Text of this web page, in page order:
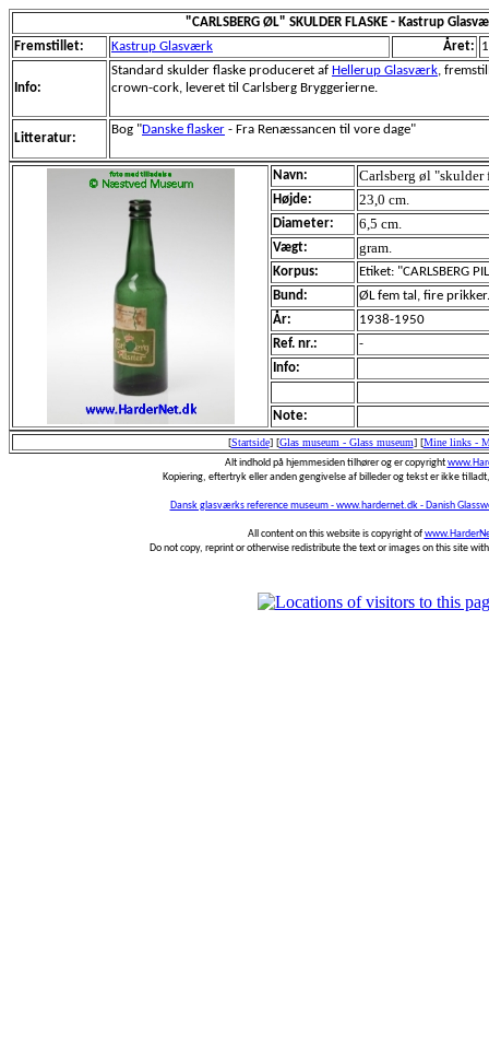
"CARLSBERG ØL" SKULDER FLASKE - Kastrup
Fremstillet:
Kastrup Glasværk Året:
Info:
Standard skulder flaske produceret af Hellerup Glasværk,
crown-cork, leveret til Carlsberg Bryggerierne.
Litteratur:
Bog "Danske flasker - Fra Renæssancen til vore dage"
Navn: Carlsberg øl "skulder
Højde: 23,0 cm.
Diameter: 6,5 cm.
Vægt: gram.
Korpus:
Etiket: "CARLSBERG
Bund:
ØL fem tal, fire prikker.
År:
1938-1950
Ref. nr.:
-
Info:
Note:
[Startside] [Glas museum - Glass museum] [Mine links -
Alt indhold på hjemmesiden tilhører og er copyright
Kopiering, eftertryk eller anden gengivelse af billeder og tekst er ikke
Dansk glasværks reference museum - www.hardernet.dk - Danish
All content on this website is copyright of
Do not copy, reprint or otherwise redistribute the text or images on this site